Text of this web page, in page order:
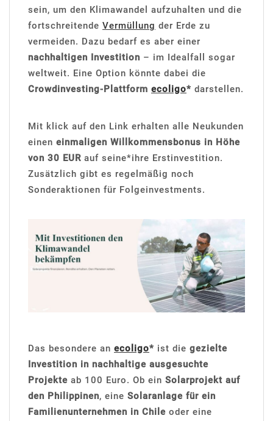
sein, um den Klimawandel aufzuhalten und die
fortschreitende Vermüllung der Erde zu
vermeiden. Dazu bedarf es aber einer
nachhaltigen Investition – im Idealfall sogar
weltweit. Eine Option könnte dabei die
Crowdinvesting-Plattform ecoligo* darstellen.
Mit klick auf den Link erhalten alle Neukunden
einen einmaligen Willkommensbonus in Höhe
von 30 EUR auf seine*ihre Erstinvestition.
Zusätzlich gibt es regelmäßig noch
Sonderaktionen für Folgeinvestments.
Das besondere an ecoligo* ist die gezielte
Investition in nachhaltige ausgesuchte
Projekte ab 100 Euro. Ob ein Solarprojekt auf
den Philippinen, eine Solaranlage für ein
Familienunternehmen in Chile oder eine